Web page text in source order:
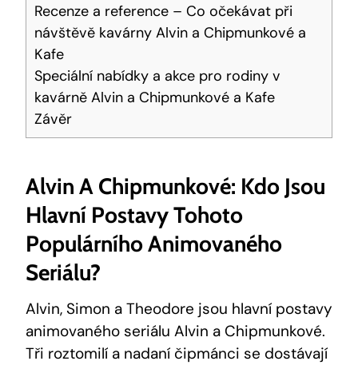
Recenze a reference – Co očekávat při
návštěvě kavárny Alvin a Chipmunkové a
Kafe
Speciální nabídky a akce pro rodiny v
kavárně Alvin a Chipmunkové a Kafe
Závěr
Alvin A Chipmunkové: Kdo Jsou
Hlavní Postavy Tohoto
Populárního Animovaného
Seriálu?
Alvin, Simon a Theodore jsou hlavní postavy
animovaného seriálu Alvin a Chipmunkové.
Tři roztomilí a nadaní čipmánci se dostávají